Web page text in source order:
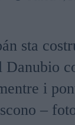
sta
Danubio
i
–